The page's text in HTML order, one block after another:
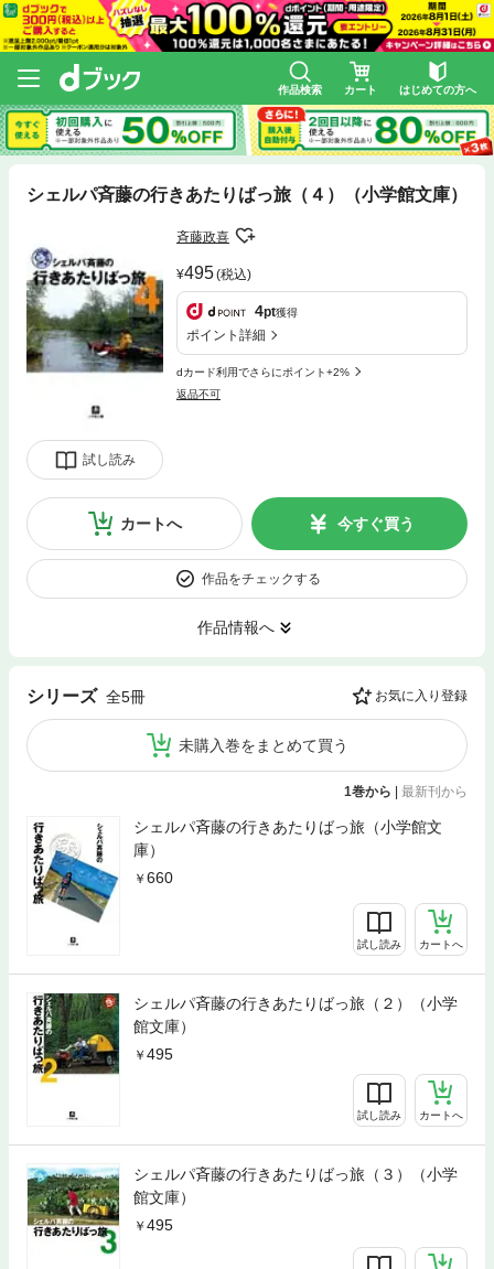
作品検索 カート はじめての方へ
シェルパ斉藤の行きあたりばっ旅（４）（小学館文庫）
試し読み
斉藤政喜
495(税込)
4pt獲得
ポイント詳細
dカード利用でさらにポイント+2%
返品不可
カートへ 今すぐ買う
作品をチェックする
作品情報へ
シリーズ 全5冊 お気に入り登録
未購入巻をまとめて買う
1巻から 最新刊から
シェルパ斉藤の行きあたりばっ旅（小学館文
庫）
660
試し読み カートへ
シェルパ斉藤の行きあたりばっ旅（２）（小学
館文庫）
495
試し読み カートへ
シェルパ斉藤の行きあたりばっ旅（３）（小学
館文庫）
495